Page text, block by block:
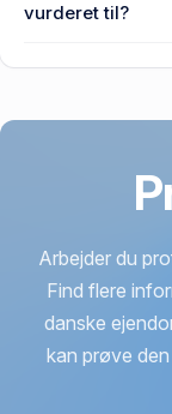
8310 Tranbjerg
vurderet til?
Arbejder du
Find flere
danske
kan prøve